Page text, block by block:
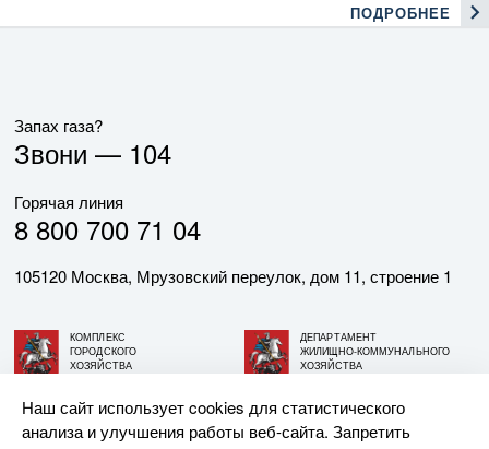
ПОДРОБНЕЕ
Запах газа?
Звони — 104
Горячая линия
8 800 700 71 04
105120 Москва, Мрузовский переулок, дом 11, строение 1
КОМПЛЕКС
ГОРОДСКОГО
ХОЗЯЙСТВА
ДЕПАРТАМЕНТ
ЖИЛИЩНО-КОММУНАЛЬНОГО
ХОЗЯЙСТВА
© АО «МОСГАЗ», 2026. При использовании материалов
Наш сайт использует cookies для статистического
анализа и улучшения работы веб-сайта. Запретить